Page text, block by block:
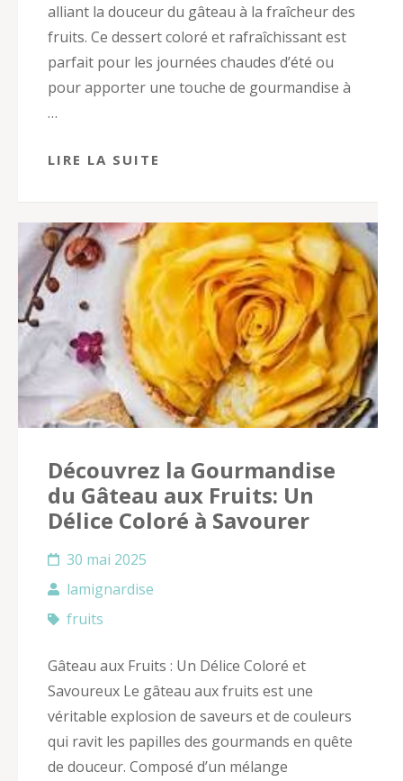
alliant la douceur du gâteau à la fraîcheur des
fruits. Ce dessert coloré et rafraîchissant est
parfait pour les journées chaudes d’été ou
pour apporter une touche de gourmandise à
…
LIRE LA SUITE
Découvrez la Gourmandise
du Gâteau aux Fruits: Un
Délice Coloré à Savourer
30 mai 2025
lamignardise
fruits
Gâteau aux Fruits : Un Délice Coloré et
Savoureux Le gâteau aux fruits est une
véritable explosion de saveurs et de couleurs
qui ravit les papilles des gourmands en quête
de douceur. Composé d’un mélange